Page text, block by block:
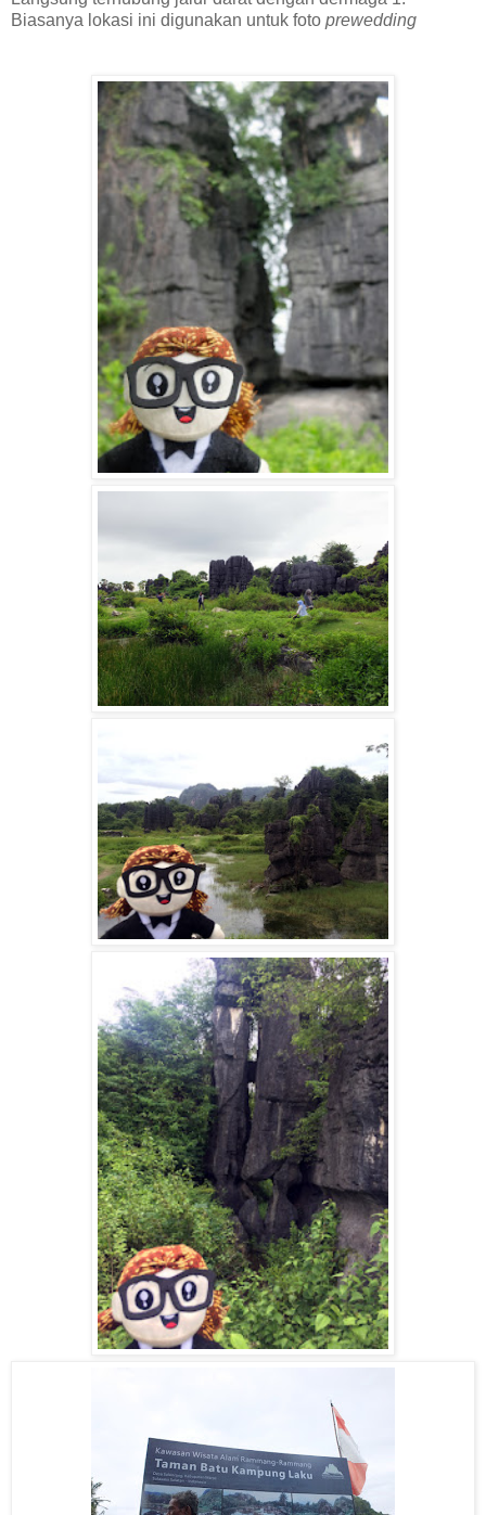
Biasanya lokasi ini digunakan untuk foto prewedding